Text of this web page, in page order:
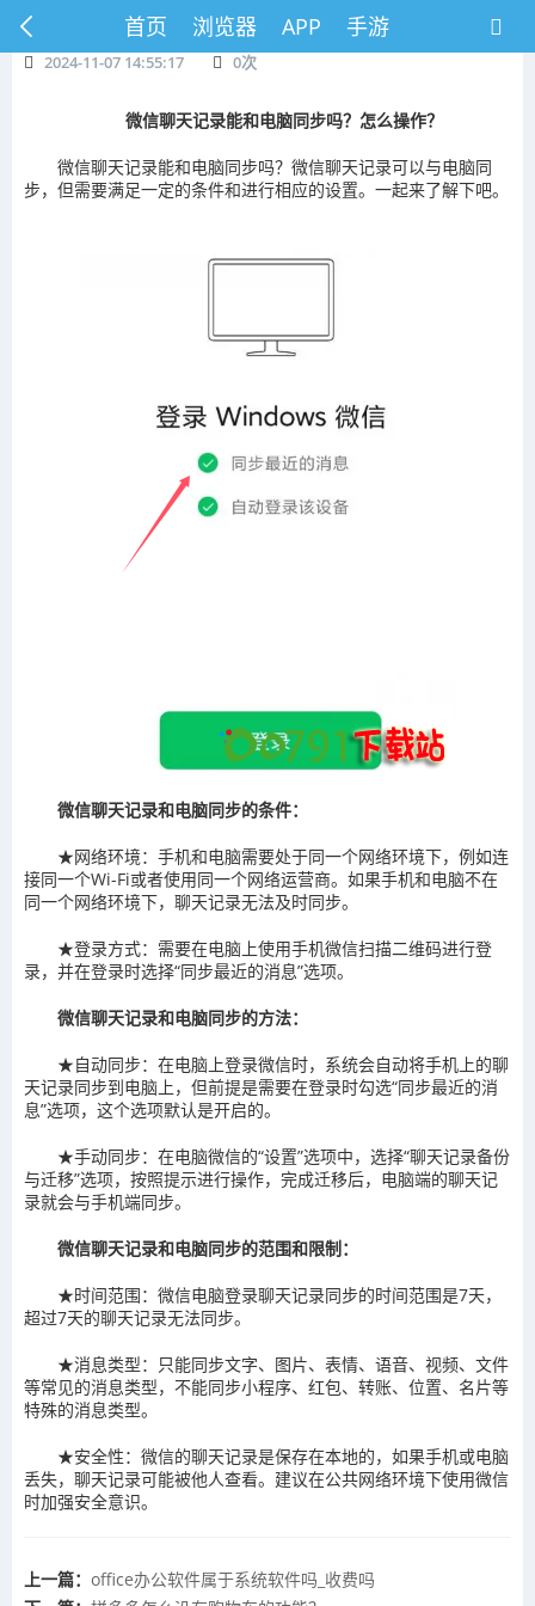
首页 浏览器 APP 手游
2024-11-07 14:55:17 0次
微信聊天记录能和电脑同步吗？怎么操作？
微信聊天记录能和电脑同步吗？微信聊天记录可以与电脑同
步，但需要满足一定的条件和进行相应的设置。一起来了解下吧。
微信聊天记录和电脑同步的条件：
‌★网络环境‌：手机和电脑需要处于同一个网络环境下，例如连
接同一个Wi-Fi或者使用同一个网络运营商。如果手机和电脑不在
同一个网络环境下，聊天记录无法及时同步‌。
‌★登录方式‌：需要在电脑上使用手机微信扫描二维码进行登
录，并在登录时选择“同步最近的消息”选项‌。
微信聊天记录和电脑同步的方法：
‌★自动同步‌：在电脑上登录微信时，系统会自动将手机上的聊
天记录同步到电脑上，但前提是需要在登录时勾选“同步最近的消
息”选项，这个选项默认是开启的‌。
‌★手动同步‌：在电脑微信的“设置”选项中，选择“聊天记录备份
与迁移”选项，按照提示进行操作，完成迁移后，电脑端的聊天记
录就会与手机端同步‌。
微信聊天记录和电脑同步的范围和限制：
‌★时间范围‌：微信电脑登录聊天记录同步的时间范围是7天，
超过7天的聊天记录无法同步‌。
‌★消息类型‌：只能同步文字、图片、表情、语音、视频、文件
等常见的消息类型，不能同步小程序、红包、转账、位置、名片等
特殊的消息类型‌。
‌★安全性‌：微信的聊天记录是保存在本地的，如果手机或电脑
丢失，聊天记录可能被他人查看。建议在公共网络环境下使用微信
时加强安全意识‌。
上一篇： ​office办公软件属于系统软件吗_收费吗